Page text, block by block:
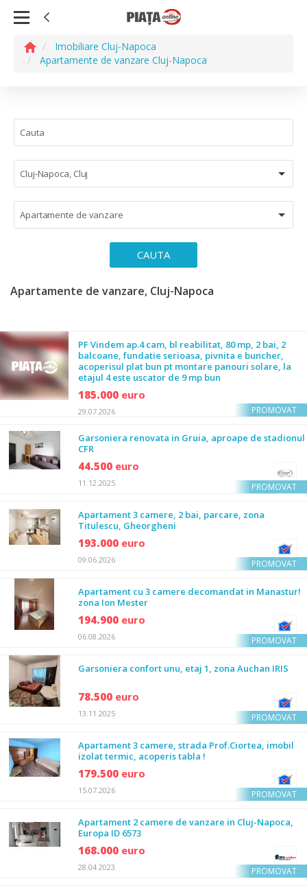
Imobiliare Cluj-Napoca
Apartamente de vanzare Cluj-Napoca
Cluj-Napoca, Cluj
Apartamente de vanzare
CAUTA
Apartamente de vanzare, Cluj-Napoca
PF Vindem ap.4 cam, bl reabilitat, 80 mp, 2 bai, 2
balcoane, fundatie serioasa, pivnita e buncher,
acoperisul plat bun pt montare panouri solare, la
etajul 4 este uscator de 9 mp bun
185.000 euro
29.07.2026 PROMOVAT
Garsoniera renovata in Gruia, aproape de stadionul
CFR
44.500 euro
11.12.2025 PROMOVAT
Apartament 3 camere, 2 bai, parcare, zona
Titulescu, Gheorgheni
193.000 euro
09.06.2026 PROMOVAT
Apartament cu 3 camere decomandat in Manastur!
zona Ion Mester
194.900 euro
06.08.2026 PROMOVAT
Garsoniera confort unu, etaj 1, zona Auchan IRIS
78.500 euro
13.11.2025 PROMOVAT
Apartament 3 camere, strada Prof.Ciortea, imobil
izolat termic, acoperis tabla !
179.500 euro
15.07.2026 PROMOVAT
Apartament 2 camere de vanzare in Cluj-Napoca,
Europa ID 6573
168.000 euro
28.04.2023 PROMOVAT